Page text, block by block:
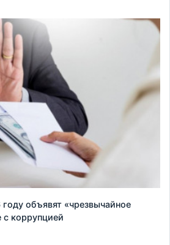
объявят «чрезвычайное
с коррупцией